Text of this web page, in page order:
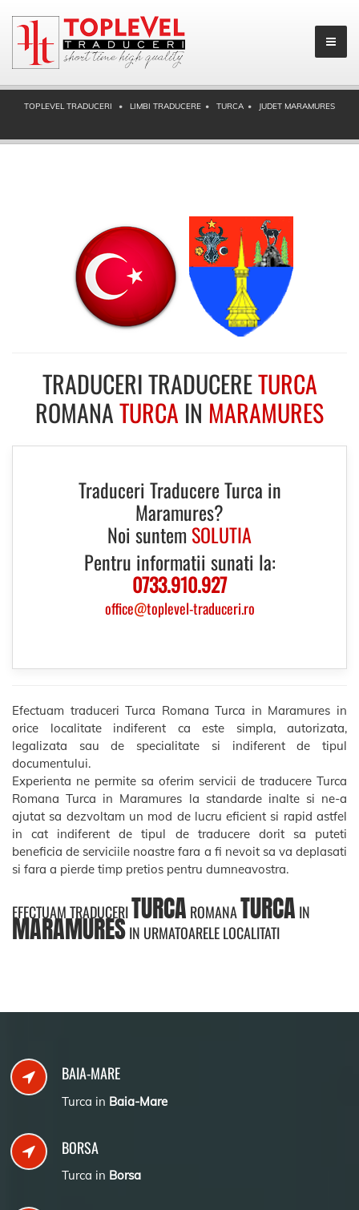
TOPLEVEL TRADUCERI LIMBI TRADUCERE TURCA JUDET MARAMURES
TRADUCERI TRADUCERETURCA
ROMANATURCA IN MARAMURES
Traduceri Traducere Turca in
Maramures?
Noi suntem SOLUTIA
Pentru informatii sunati la:
0733.910.927
office@toplevel-traduceri.ro
Efectuam traduceri Turca Romana Turca in Maramures in
orice localitate indiferent ca este simpla, autorizata,
legalizata sau de specialitate si indiferent de tipul
documentului.
Experienta ne permite sa oferim servicii de traducere Turca
Romana Turca in Maramures la standarde inalte si ne-a
ajutat sa dezvoltam un mod de lucru eficient si rapid astfel
in cat indiferent de tipul de traducere dorit sa puteti
beneficia de serviciile noastre fara a fi nevoit sa va deplasati
si fara a pierde timp pretios pentru dumneavostra.
EFECTUAM TRADUCERITURCA ROMANATURCA IN
MARAMURESIN URMATOARELE LOCALITATI
BAIA-MARE
Turca in Baia-Mare
BORSA
Turca in Borsa